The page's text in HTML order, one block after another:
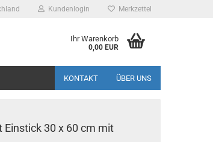
Kundenlogin Merkzettel
Ihr Warenkorb
0,00 EUR
KONTAKT ÜBER UNS
Einstick 30 x 60 cm mit